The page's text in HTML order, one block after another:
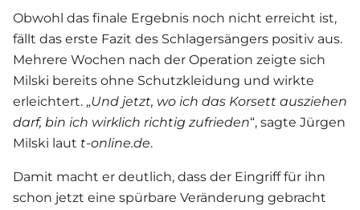
Obwohl das finale Ergebnis noch nicht erreicht ist,
fällt das erste Fazit des Schlagersängers positiv aus.
Mehrere Wochen nach der Operation zeigte sich
Milski bereits ohne Schutzkleidung und wirkte
erleichtert. „Und jetzt, wo ich das Korsett ausziehen
darf, bin ich wirklich richtig zufrieden“, sagte Jürgen
Milski laut t-online.de.
Damit macht er deutlich, dass der Eingriff für ihn
schon jetzt eine spürbare Veränderung gebracht